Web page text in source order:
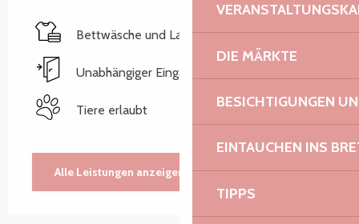
DIE MÄRKTE
BESICHTIGUNGEN
EINTAUCHEN INS
TIPPS
Bettwäsche und Laken
Unabhängiger Eingang
Tiere erlaubt
Alle Leistungen anzeigen